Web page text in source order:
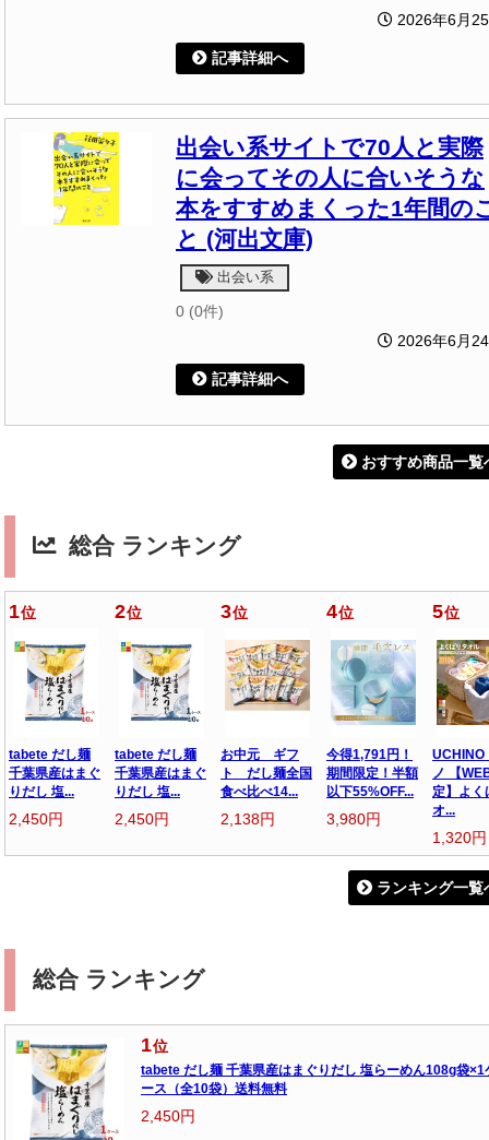
2026年6月
記事詳細へ
出会い系サイトで70人と実際
に会ってその人に合いそうな
本をすすめまくった1年間の
と (河出文庫)
出会い系
0 (0件)
2026年6月
記事詳細へ
おすすめ商品一覧
総合 ランキング
1位
tabete だし麺
千葉県産はまぐ
りだし 塩...
2,450円
2位
tabete だし麺
千葉県産はまぐ
りだし 塩...
2,450円
3位
お中元 ギフ
ト だし麺全国
食べ比べ14...
2,138円
4位
今得1,791円！
期間限定！半額
以下55%OFF...
3,980円
5位
UCHINO
ノ 【
定】よく
オ...
1,320円
ランキング一覧
総合 ランキング
1位
tabete だし麺 千葉県産はまぐりだし 塩らーめん108g袋×1
ース（全10袋）送料無料
2,450円